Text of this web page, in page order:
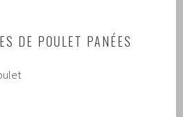
DE POULET PANÉES